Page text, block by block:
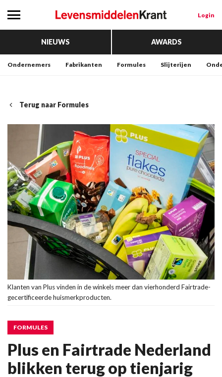
Login
NIEUWS AWARDS
Ondernemers Fabrikanten Formules Slijterijen
Terug naar Formules
Klanten van Plus vinden in de winkels meer dan vierhonderd Fairtrade-
gecertificeerde huismerkproducten.
FORMULES
Plus en Fairtrade Nederland
blikken terug op tienjarig